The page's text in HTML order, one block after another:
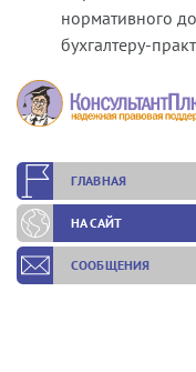
нормативного
бухгалтеру-
ГЛАВНАЯ
НА САЙТ
СООБЩЕНИЯ